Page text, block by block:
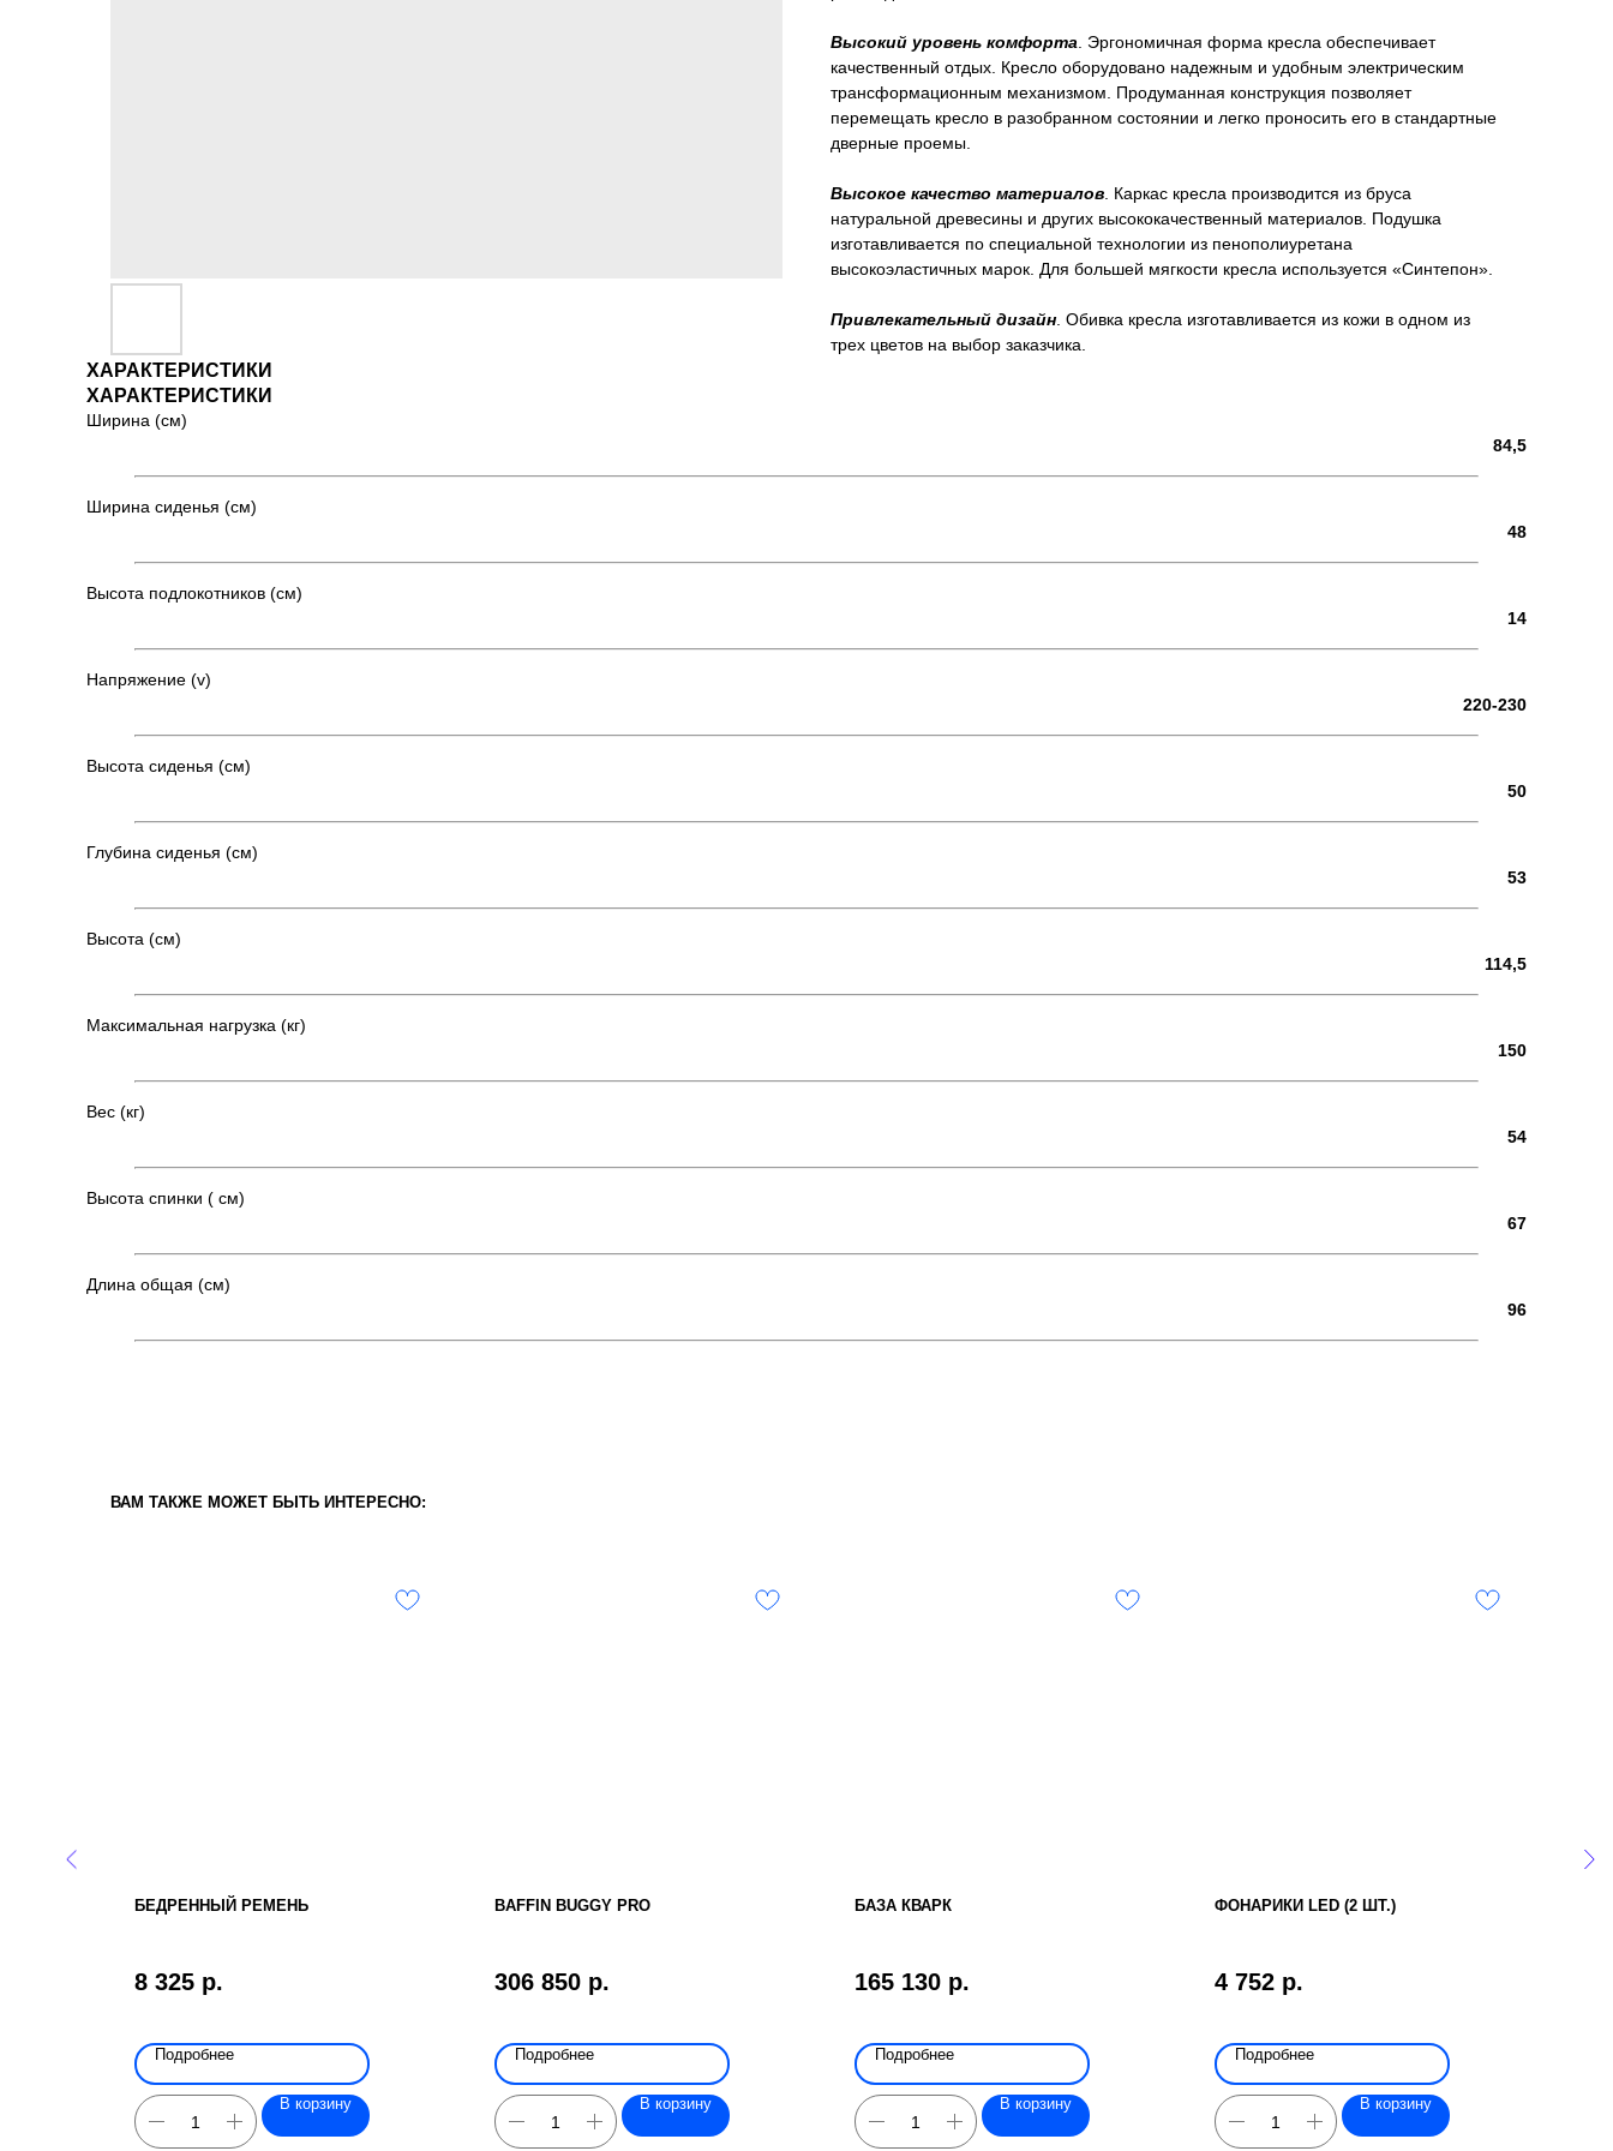
Высокий уровень комфорта. Эргономичная форма кресла обеспечивает
качественный отдых. Кресло оборудовано надежным и удобным электрическим
трансформационным механизмом. Продуманная конструкция позволяет
перемещать кресло в разобранном состоянии и легко проносить его в стандартные
дверные проемы.
Высокое качество материалов. Каркас кресла производится из бруса
натуральной древесины и других высококачественный материалов. Подушка
изготавливается по специальной технологии из пенополиуретана
высокоэластичных марок. Для большей мягкости кресла используется «Синтепон».
Привлекательный дизайн. Обивка кресла изготавливается из кожи в одном из
трех цветов на выбор заказчика.
ХАРАКТЕРИСТИКИ
ХАРАКТЕРИСТИКИ
Ширина (см)
84,5
Ширина сиденья (см)
48
Высота подлокотников (см)
14
Напряжение (v)
220-230
Высота сиденья (см)
50
Глубина сиденья (см)
53
Высота (см)
114,5
Максимальная нагрузка (кг)
150
Вес (кг)
54
Высота спинки ( см)
67
Длина общая (см)
96
ВАМ ТАКЖЕ МОЖЕТ БЫТЬ ИНТЕРЕСНО:
БЕДРЕННЫЙ РЕМЕНЬ
8 325 р.
Подробнее
В корзину
BAFFIN BUGGY PRO
306 850 р.
Подробнее
В корзину
БАЗА КВАРК
165 130 р.
Подробнее
В корзину
ФОНАРИКИ LED (2 ШТ.)
4 752 р.
Подробнее
В корзину